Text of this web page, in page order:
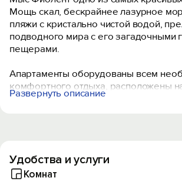
Мощь скал, бескрайнее лазурное
пляжи с кристально чистой водой,
подводного мира с его загадочными
пещерами.
Апартаменты оборудованы всем
комфортного отдыха, расположены
моря с замечательными видами с
детские площадки, ресторан, зоны
Гости могут посетить «Яшмовый»,
Развернуть описание
Удобства и услуги
Комнат